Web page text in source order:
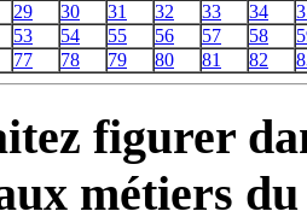
29 30 31 32 33 34
53 54 55 56 57 58
77 78 79 80 81 82
figurer
métiers du